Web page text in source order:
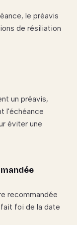
le préavis
de résiliation
un préavis,
l'échéance
éviter une
recommandée
foi de la date